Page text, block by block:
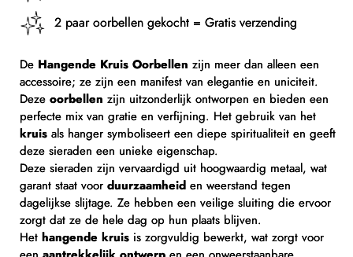
2 paar oorbellen gekocht = Gratis verzending
De Hangende Kruis Oorbellen zijn meer dan alleen een
accessoire; ze zijn een manifest van elegantie en uniciteit.
Deze oorbellen zijn uitzonderlijk ontworpen en bieden een
perfecte mix van gratie en verfijning. Het gebruik van het
kruis als hanger symboliseert een diepe spiritualiteit en geeft
deze sieraden een unieke eigenschap.
Deze sieraden zijn vervaardigd uit hoogwaardig metaal, wat
garant staat voor duurzaamheid en weerstand tegen
dagelijkse slijtage. Ze hebben een veilige sluiting die ervoor
zorgt dat ze de hele dag op hun plaats blijven.
Het hangende kruis is zorgvuldig bewerkt, wat zorgt voor